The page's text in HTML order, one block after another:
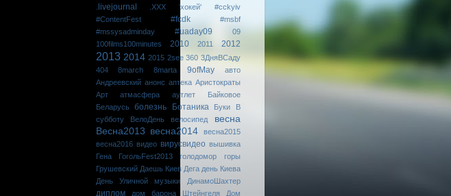
.livejournal .XXX 'хокей'
#cckyiv
#ContentFest
#fcdk
#msbf
#mssysadminday
#uaday09
09
100films100minutes
2010 2011 2012
2013 2014 2015 2see 360 3ДняВСаду
404
8march 8marta 9ofMay
авто
Андреевский анонс аптека Аристократы
Арт
атмасфера аутлет
Байковое
Беларусь
болезнь Ботаника Буки
В
субботу
ВелоДень велосипед
весна
Весна2013 весна2014
весна2015
весна2016 видео вирусвидео вышивка
Гена
ГогольFest2013 голодомор
горы
Грушевский Даешь Киев Дега день Киева
День Уличной музыки
ДинамоШахтер
диплом дом барона Штейнгеля
Дом